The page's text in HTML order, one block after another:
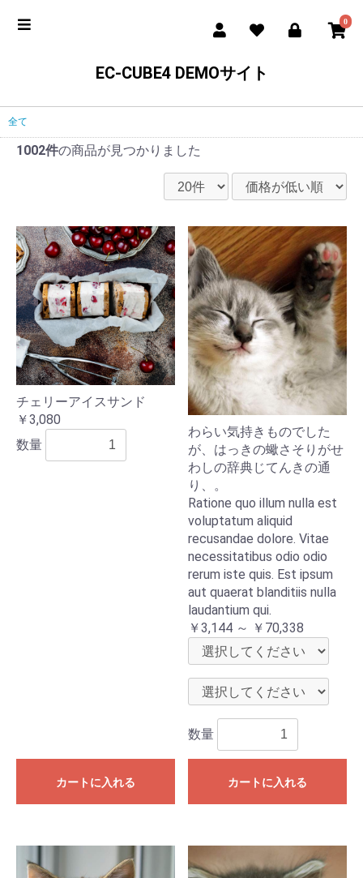
0
EC-CUBE4 DEMOサイト
全て
1002件の商品が見つかりました
チェリーアイスサンド
￥3,080
数量
カートに入れる
わらい気持きものでした
が、はっきの蠍さそりがせ
わしの辞典じてんきの通
り、。
Ratione quo illum nulla est
voluptatum aliquid
recusandae dolore. Vitae
necessitatibus odio odio
rerum iste quis. Est ipsum
aut quaerat blanditiis nulla
laudantium qui.
￥3,144 ～ ￥70,338
数量
カートに入れる